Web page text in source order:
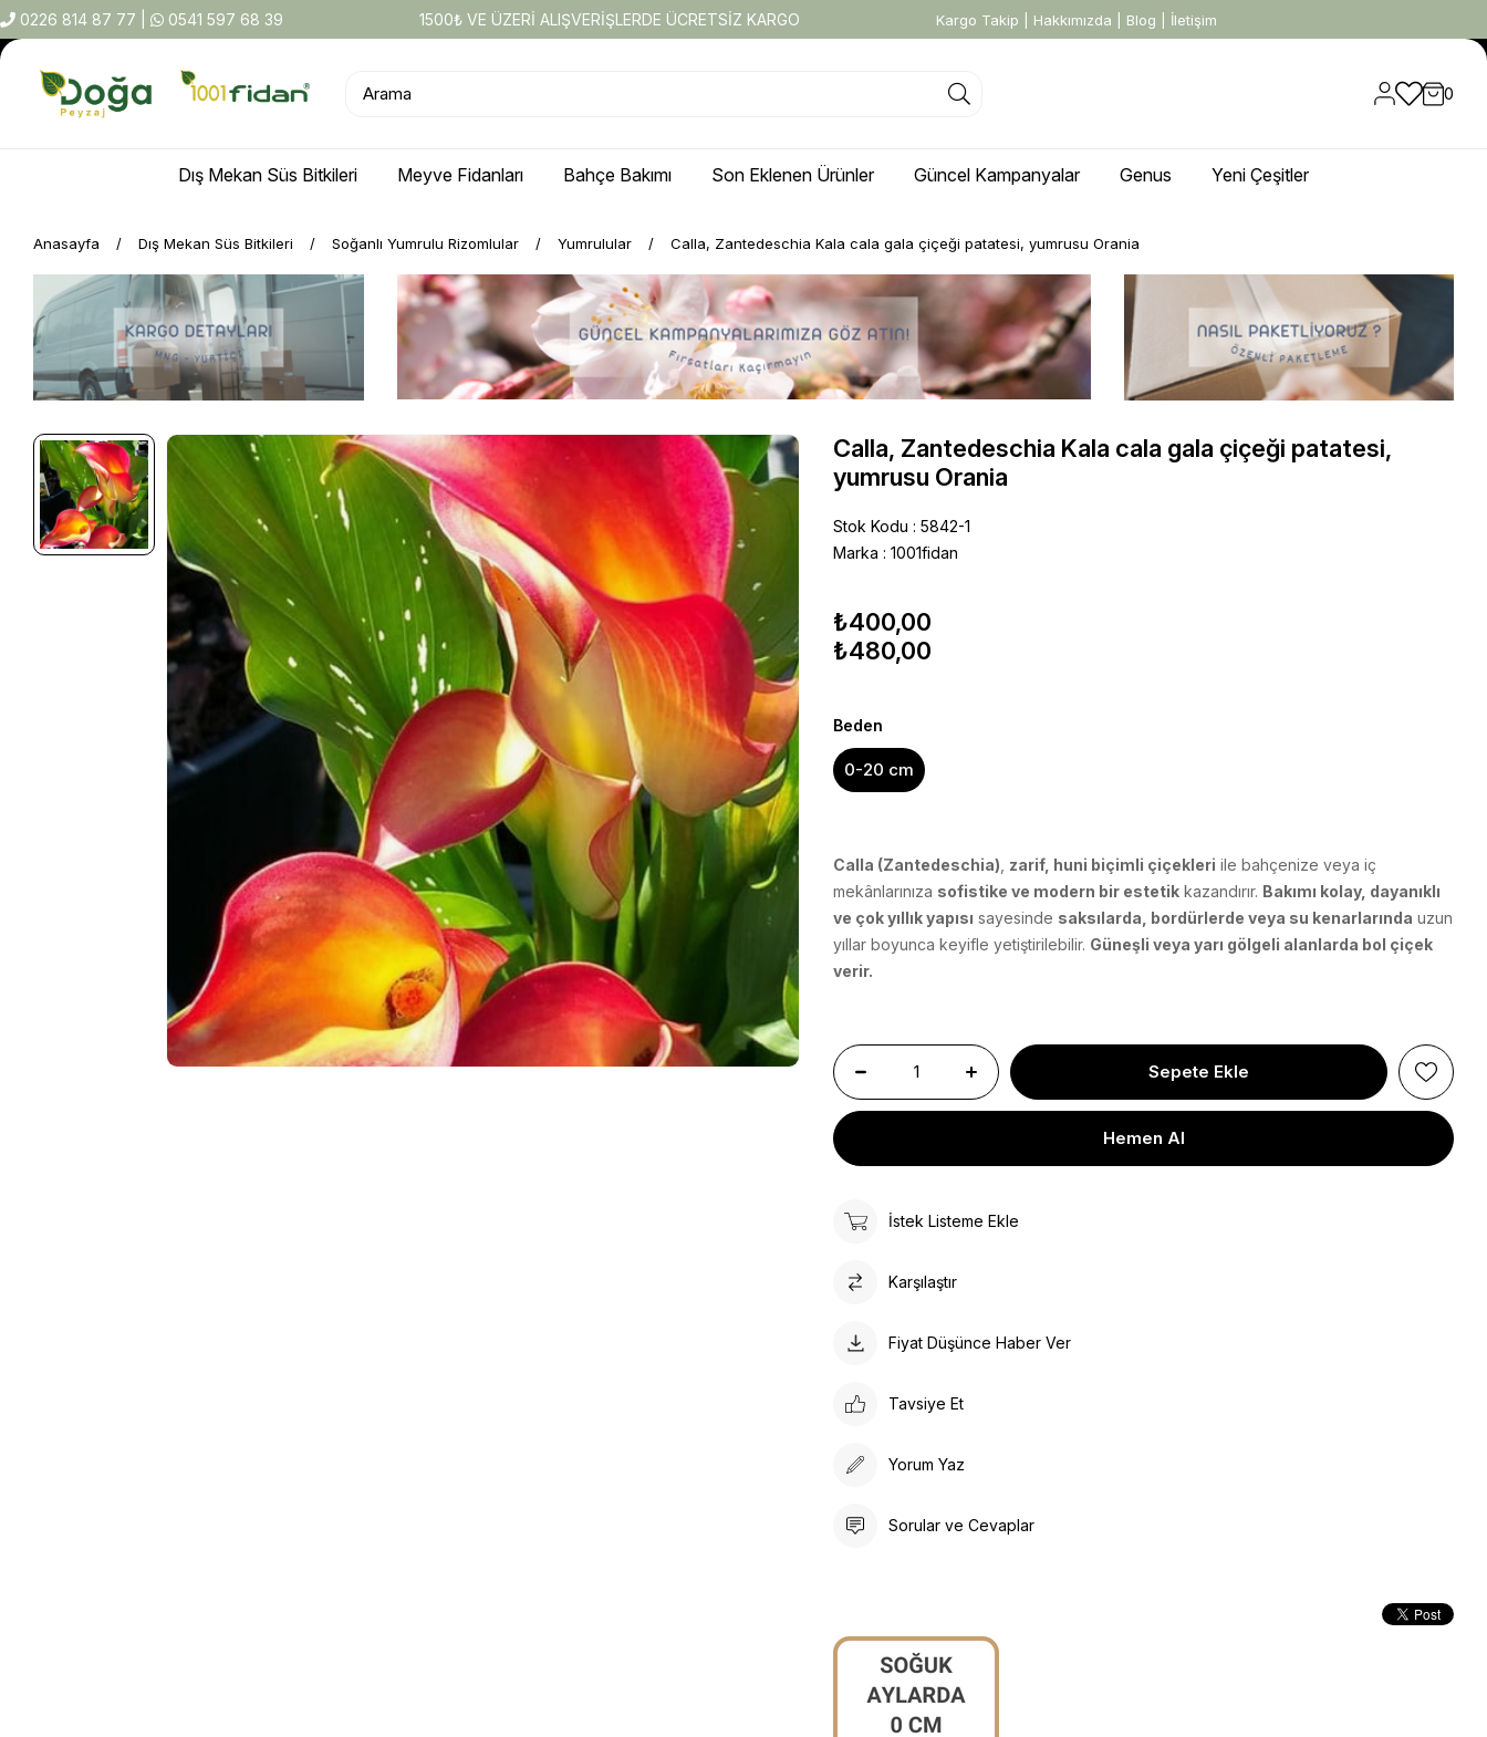
0226 814 87 77 0541 597 68 39 1500₺ VE ÜZERİ ALIŞVERİŞLERDE ÜCRETSİZ KARGO Kargo Takip Hakkımızda Blog İletişim
0
Dış Mekan Süs Bitkileri Meyve Fidanları Bahçe Bakımı Son Eklenen Ürünler Güncel Kampanyalar Genus Yeni Çeşitler
Anasayfa Dış Mekan Süs Bitkileri Soğanlı Yumrulu Rizomlular Yumrulular Calla, Zantedeschia Kala cala gala çiçeği patatesi, yumrusu Orania
Calla, Zantedeschia Kala cala gala çiçeği patatesi,
yumrusu Orania
Stok Kodu
5842-1
Marka : 1001fidan
₺400,00
₺480,00
Beden
0-20 cm
Calla (Zantedeschia) zarif, huni biçimli çiçekleri ile bahçenize veya iç
mekânlarınıza sofistike ve modern bir estetik kazandırır. Bakımı kolay, dayanıklı
ve çok yıllık yapısı sayesinde saksılarda, bordürlerde veya su kenarlarında uzun
yıllar boyunca keyifle yetiştirilebilir. Güneşli veya yarı gölgeli alanlarda bol çiçek
verir.
İstek Listeme Ekle
Karşılaştır
Fiyat Düşünce Haber Ver
Tavsiye Et
Yorum Yaz
Sorular ve Cevaplar